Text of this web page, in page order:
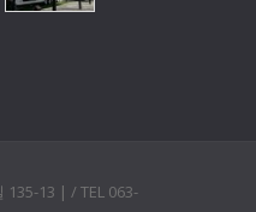
135-13 | / TEL 063-